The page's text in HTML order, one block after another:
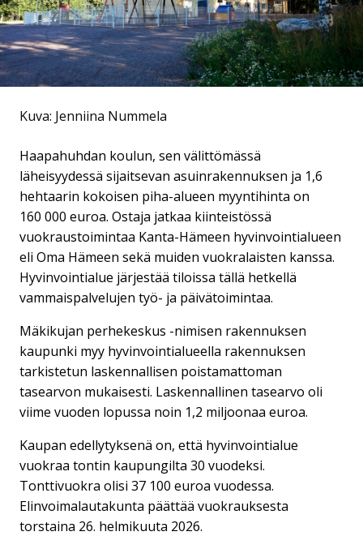
Kuva: Jenniina Nummela
Haapahuhdan koulun, sen välittömässä
läheisyydessä sijaitsevan asuinrakennuksen ja 1,6
hehtaarin kokoisen piha-alueen myyntihinta on
160 000 euroa. Ostaja jatkaa kiinteistössä
vuokraustoimintaa Kanta-Hämeen hyvinvointialueen
eli Oma Hämeen sekä muiden vuokralaisten kanssa.
Hyvinvointialue järjestää tiloissa tällä hetkellä
vammaispalvelujen työ- ja päivätoimintaa.
Mäkikujan perhekeskus -nimisen rakennuksen
kaupunki myy hyvinvointialueella rakennuksen
tarkistetun laskennallisen poistamattoman
tasearvon mukaisesti. Laskennallinen tasearvo oli
viime vuoden lopussa noin 1,2 miljoonaa euroa.
Kaupan edellytyksenä on, että hyvinvointialue
vuokraa tontin kaupungilta 30 vuodeksi.
Tonttivuokra olisi 37 100 euroa vuodessa.
Elinvoimalautakunta päättää vuokrauksesta
torstaina 26. helmikuuta 2026.